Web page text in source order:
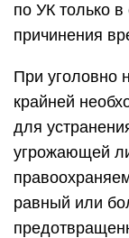
по УК только
причинения
При уголовно
крайней
для
угрожающей
равный или